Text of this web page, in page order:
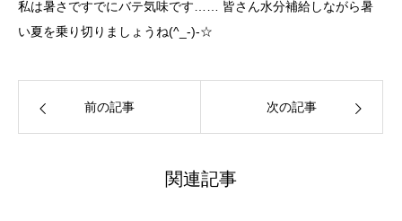
私は暑さですでにバテ気味です…… 皆さん水分補給しながら暑
い夏を乗り切りましょうね(^_-)-☆
前の記事 次の記事
関連記事